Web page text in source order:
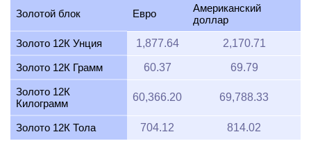
Золотой блок Евро
Американский
доллар
Золото 12К Унция
1,877.64 2,170.71
Золото 12К Грамм 60.37 69.79
Золото 12К
Килограмм
60,366.20 69,788.33
Золото 12К Тола 704.12 814.02